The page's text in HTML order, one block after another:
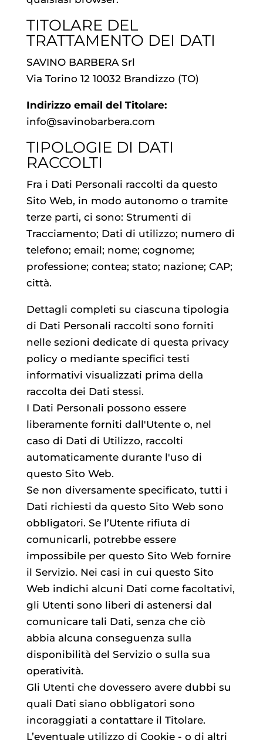
TITOLARE DEL
TRATTAMENTO DEI DATI
SAVINO BARBERA Srl
Via Torino 12 10032 Brandizzo (TO)
Indirizzo email del Titolare:
info@savinobarbera.com
TIPOLOGIE DI DATI
RACCOLTI
Fra i Dati Personali raccolti da questo
Sito Web, in modo autonomo o tramite
terze parti, ci sono: Strumenti di
Tracciamento; Dati di utilizzo; numero di
telefono; email; nome; cognome;
professione; contea; stato; nazione; CAP;
città.
Dettagli completi su ciascuna tipologia
di Dati Personali raccolti sono forniti
nelle sezioni dedicate di questa privacy
policy o mediante specifici testi
informativi visualizzati prima della
raccolta dei Dati stessi.
I Dati Personali possono essere
liberamente forniti dall'Utente o, nel
caso di Dati di Utilizzo, raccolti
automaticamente durante l'uso di
questo Sito Web.
Se non diversamente specificato, tutti i
Dati richiesti da questo Sito Web sono
obbligatori. Se l’Utente rifiuta di
comunicarli, potrebbe essere
impossibile per questo Sito Web fornire
il Servizio. Nei casi in cui questo Sito
Web indichi alcuni Dati come facoltativi,
gli Utenti sono liberi di astenersi dal
comunicare tali Dati, senza che ciò
abbia alcuna conseguenza sulla
disponibilità del Servizio o sulla sua
operatività.
Gli Utenti che dovessero avere dubbi su
quali Dati siano obbligatori sono
incoraggiati a contattare il Titolare.
L’eventuale utilizzo di Cookie - o di altri